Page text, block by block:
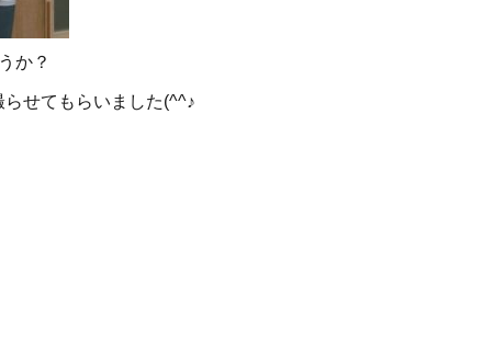
か？
せてもらいました(^^♪